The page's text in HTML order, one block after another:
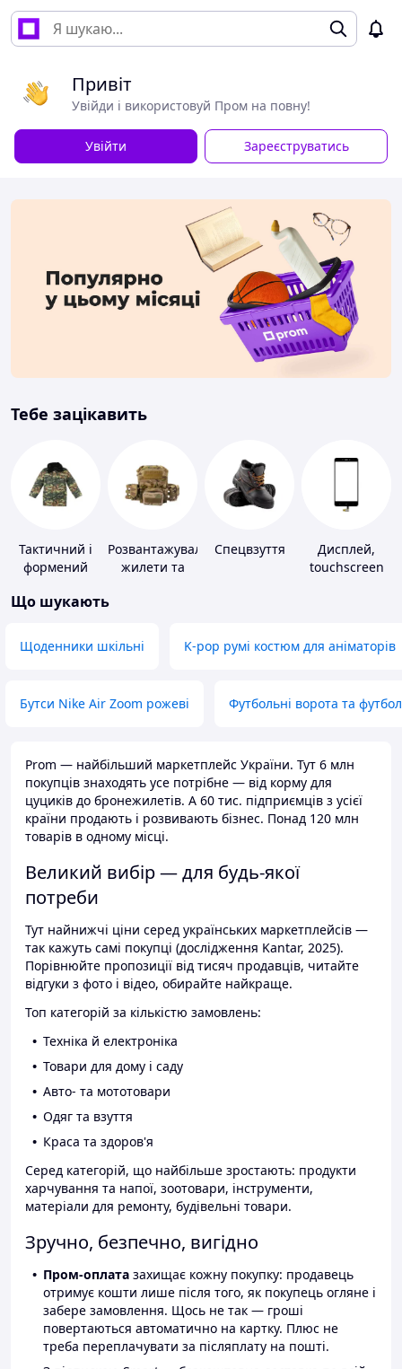
Привіт
Увійди і використовуй Пром на повну!
Увійти Зареєструватись
Тебе зацікавить
Тактичний і
формений
Розвантажувальні
жилети та
Спецвзуття
Дисплей,
touchscreen
Що шукають
Щоденники шкільні K-pop румі костюм для аніматорів
Бутси Nike Air Zoom рожеві Футбольні ворота та
Prom — найбільший маркетплейс України. Тут 6 млн
покупців знаходять усе потрібне — від корму для
цуциків до бронежилетів. А 60 тис. підприємців з усієї
країни продають і розвивають бізнес. Понад 120 млн
товарів в одному місці.
Великий вибір — для будь-якої
потреби
Тут найнижчі ціни серед українських маркетплейсів —
так кажуть самі покупці (дослідження Kantar, 2025).
Порівнюйте пропозиції від тисяч продавців, читайте
відгуки з фото і відео, обирайте найкраще.
Топ категорій за кількістю замовлень:
Техніка й електроніка
Товари для дому і саду
Авто- та мототовари
Одяг та взуття
Краса та здоров'я
Серед категорій, що найбільше зростають: продукти
харчування та напої, зоотовари, інструменти,
матеріали для ремонту, будівельні товари.
Зручно, безпечно, вигідно
Пром-оплата захищає кожну покупку: продавець
отримує кошти лише після того, як покупець огляне і
забере замовлення. Щось не так — гроші
повертаються автоматично на картку. Плюс не
треба переплачувати за післяплату на пошті.